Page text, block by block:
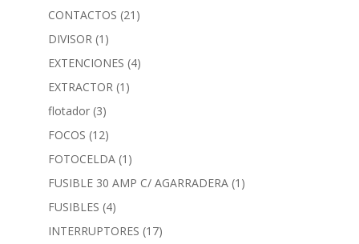
CONTACTOS (21)
DIVISOR (1)
EXTENCIONES (4)
EXTRACTOR (1)
flotador (3)
FOCOS (12)
FOTOCELDA (1)
FUSIBLE 30 AMP C/ AGARRADERA (1)
FUSIBLES (4)
INTERRUPTORES (17)